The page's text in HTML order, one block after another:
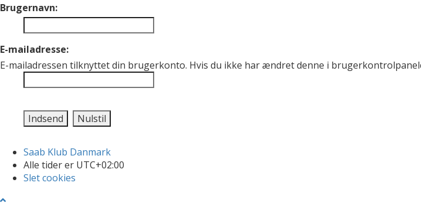
Brugernavn:
E-mailadresse:
E-mailadressen tilknyttet din brugerkonto. Hvis du ikke har ændret denne i
Saab Klub Danmark
Alle tider er UTC+02:00
Slet cookies